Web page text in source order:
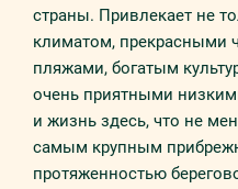
страны. Привлекает не
климатом, прекрасными
пляжами, богатым
очень приятными
и жизнь здесь, что не
самым крупным
протяженностью